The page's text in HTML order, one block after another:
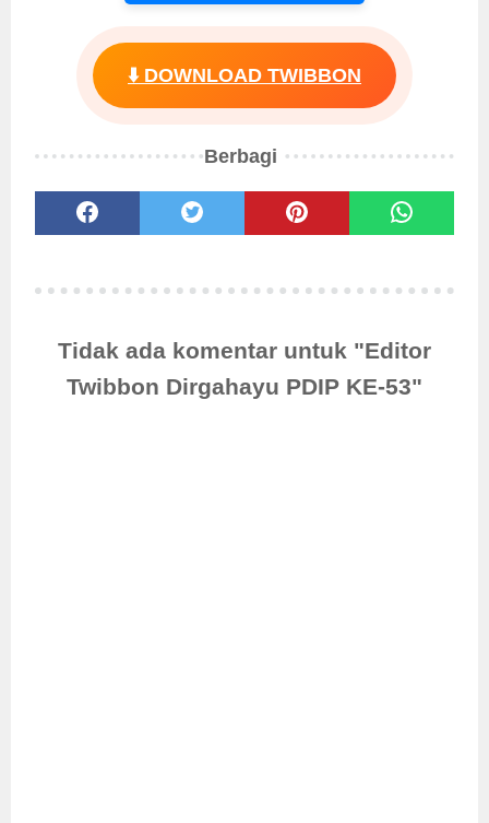
⬇️ DOWNLOAD TWIBBON
Berbagi
Tidak ada komentar untuk "Editor
Twibbon Dirgahayu PDIP KE-53"